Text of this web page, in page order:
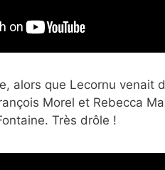
alors que Lecornu venait
Morel et Rebecca
Très drôle !